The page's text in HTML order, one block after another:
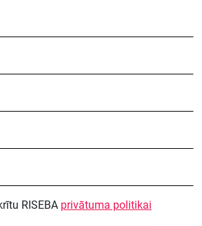
RISEBA privātuma politikai